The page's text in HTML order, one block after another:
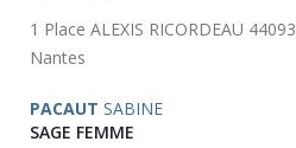
1 Place ALEXIS RICORDEAU 44093
Nantes
PACAUT SABINE
SAGE FEMME